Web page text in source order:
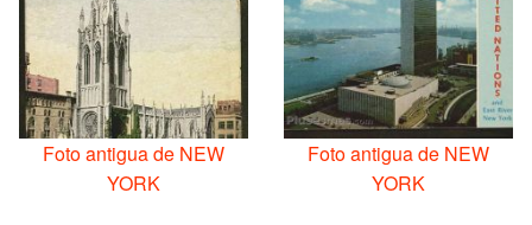
Foto antigua de NEW
YORK
Foto antigua de NEW
YORK